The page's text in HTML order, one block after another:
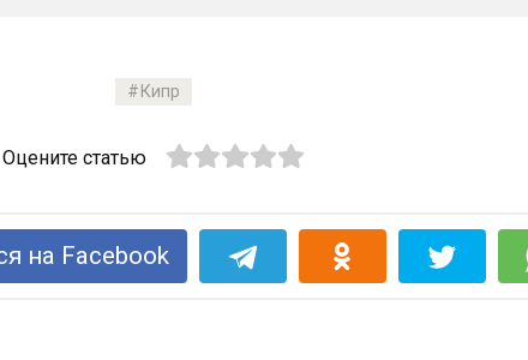
Кипр
Оцените статью
на Facebook